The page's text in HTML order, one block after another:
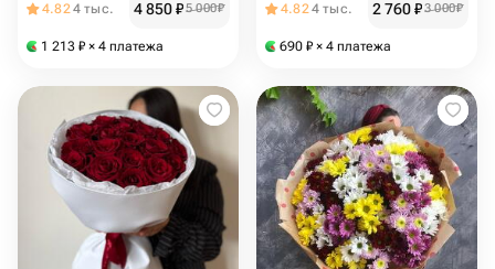
4.824 тыс. 4 850₽5 000₽
1 213 ₽ × 4 платежа
4.824 тыс. 2 760₽3 000₽
690 ₽ × 4 платежа